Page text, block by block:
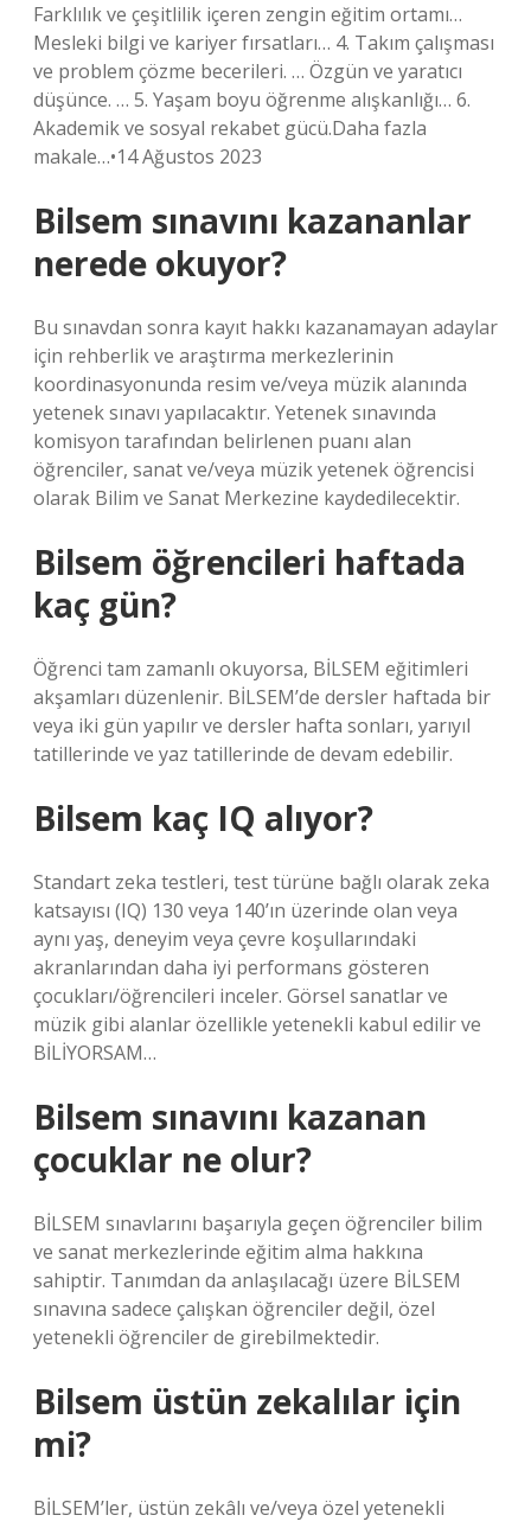
Farklılık ve çeşitlilik içeren zengin eğitim ortamı…
Mesleki bilgi ve kariyer fırsatları… 4. Takım çalışması
ve problem çözme becerileri. … Özgün ve yaratıcı
düşünce. … 5. Yaşam boyu öğrenme alışkanlığı… 6.
Akademik ve sosyal rekabet gücü.Daha fazla
makale…•14 Ağustos 2023
Bilsem sınavını kazananlar
nerede okuyor?
Bu sınavdan sonra kayıt hakkı kazanamayan adaylar
için rehberlik ve araştırma merkezlerinin
koordinasyonunda resim ve/veya müzik alanında
yetenek sınavı yapılacaktır. Yetenek sınavında
komisyon tarafından belirlenen puanı alan
öğrenciler, sanat ve/veya müzik yetenek öğrencisi
olarak Bilim ve Sanat Merkezine kaydedilecektir.
Bilsem öğrencileri haftada
kaç gün?
Öğrenci tam zamanlı okuyorsa, BİLSEM eğitimleri
akşamları düzenlenir. BİLSEM’de dersler haftada bir
veya iki gün yapılır ve dersler hafta sonları, yarıyıl
tatillerinde ve yaz tatillerinde de devam edebilir.
Bilsem kaç IQ alıyor?
Standart zeka testleri, test türüne bağlı olarak zeka
katsayısı (IQ) 130 veya 140’ın üzerinde olan veya
aynı yaş, deneyim veya çevre koşullarındaki
akranlarından daha iyi performans gösteren
çocukları/öğrencileri inceler. Görsel sanatlar ve
müzik gibi alanlar özellikle yetenekli kabul edilir ve
BİLİYORSAM…
Bilsem sınavını kazanan
çocuklar ne olur?
BİLSEM sınavlarını başarıyla geçen öğrenciler bilim
ve sanat merkezlerinde eğitim alma hakkına
sahiptir. Tanımdan da anlaşılacağı üzere BİLSEM
sınavına sadece çalışkan öğrenciler değil, özel
yetenekli öğrenciler de girebilmektedir.
Bilsem üstün zekalılar için
mi?
BİLSEM’ler, üstün zekâlı ve/veya özel yetenekli